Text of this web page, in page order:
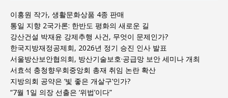
이홍원 작가, 생활문화상품 4종 판매
통일 지향 2국가론: 한반도 평화의 새로운 길
강산건설 박재윤 강제추행 사건, 무엇이 문제인가?
한국지방재정공제회, 2026년 정기 승진 인사 발표
서울방산보안협의회, 방산기술보호·공급망 보안 세미나 개최
서효석 충청향우회중앙회 총재 취임 논란 확산
지방의회 공약은 ‘빛 좋은 개살구’인가?
“7월 1일 의장 선출은 ‘위법’이다”